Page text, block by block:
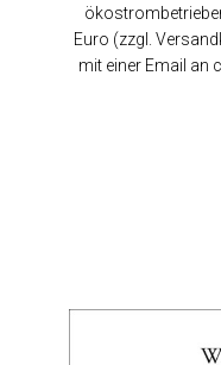
Euro (zzgl.
mit einer Email